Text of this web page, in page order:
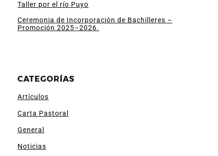
Taller por el río Puyo
Ceremonia de Incorporación de Bachilleres –
Promoción 2025–2026.
CATEGORÍAS
Artículos
Carta Pastoral
General
Noticias